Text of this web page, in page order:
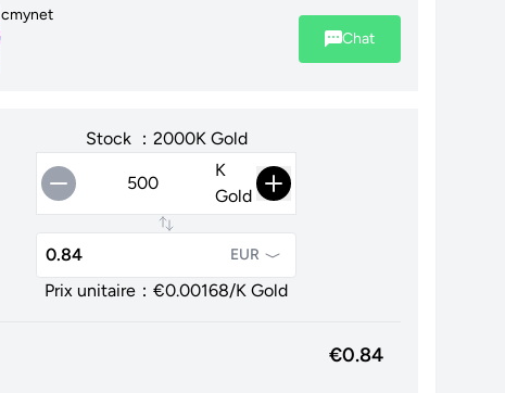
cmynet
Chat
Stock ：2000K Gold
K
Gold
EUR
Prix unitaire：€0.00168/K Gold
€0.84